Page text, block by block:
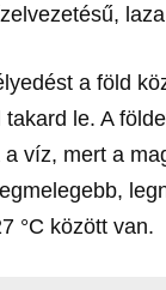
a föld
le. A
víz, mert a
°C között van.